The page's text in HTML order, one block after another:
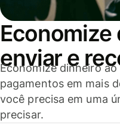
Economize
enviar e
Economize dinheiro
pagamentos em mais
você precisa em uma
precisar.